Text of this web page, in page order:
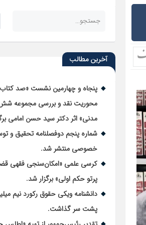
آخرین مطالب
پنجاه و چهارمین نشست «صد کتاب
محوریت نقد و بررسی مجموعه
مدنی» اثر دکتر سید حسن امامی
شماره پنجم دوفصلنامه تحقیق و
خصوصی منتشر شد.
کرسی علمی «امکان‌سنجی فقهی
پرتو حکم اولی» برگزار شد.
دانشنامه ویکی حقوق رکورد نیم
پشت سر گذاشت.